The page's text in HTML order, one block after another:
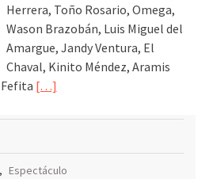
Herrera, Toño Rosario, Omega,
Wason Brazobán, Luis Miguel del
Amargue, Jandy Ventura, El
Chaval, Kinito Méndez, Aramis
[…]
, Espectáculo